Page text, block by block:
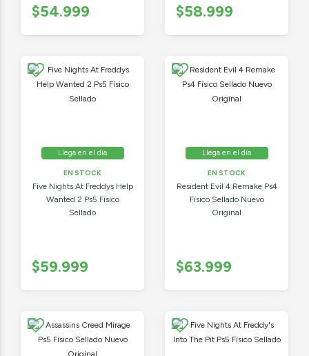
$54.999 $58.999
Llega en el día
EN STOCK
Five Nights At Freddys Help
Wanted 2 Ps5 Físico
Sellado
$59.999
Llega en el día
EN STOCK
Resident Evil 4 Remake Ps4
Físico Sellado Nuevo
Original
$63.999